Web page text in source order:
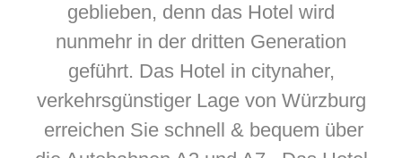
geblieben, denn das Hotel wird
nunmehr in der dritten Generation
geführt. Das Hotel in citynaher,
verkehrsgünstiger Lage von Würzburg
erreichen Sie schnell & bequem über